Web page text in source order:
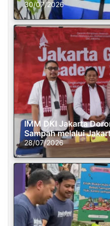
30/07/2026
IMM DKI Jakarta
Sampah melalui
28/07/2026